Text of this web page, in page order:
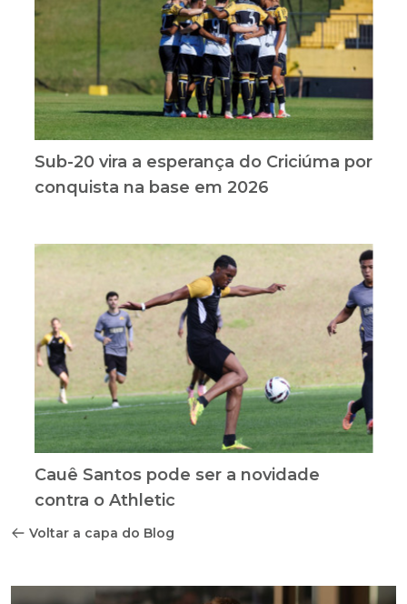
Sub-20 vira a esperança do Criciúma por
conquista na base em 2026
Cauê Santos pode ser a novidade
contra o Athletic
Voltar a capa do Blog